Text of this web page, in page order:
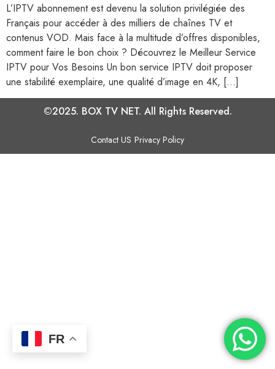
L’IPTV abonnement est devenu la solution privilégiée des
Français pour accéder à des milliers de chaînes TV et
contenus VOD. Mais face à la multitude d’offres disponibles,
comment faire le bon choix ? Découvrez le Meilleur Service
IPTV pour Vos Besoins Un bon service IPTV doit proposer
une stabilité exemplaire, une qualité d’image en 4K, […]
©2025. BOX TV NET. All Rights Reserved.
Contact US Privacy Policy
FR